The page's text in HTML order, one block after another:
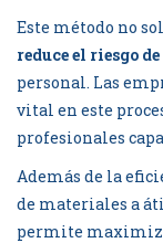
Este método no
reduce el riesgo
personal. Las
vital en este
profesionales
Además de la
de materiales a
permite